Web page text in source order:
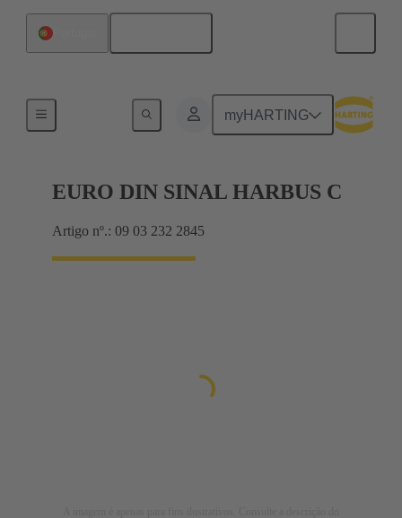
myHARTING
Motherboard to daughtercard connection
EURO DIN SINAL HARBUS C
Artigo nº.: 09 03 232 2845